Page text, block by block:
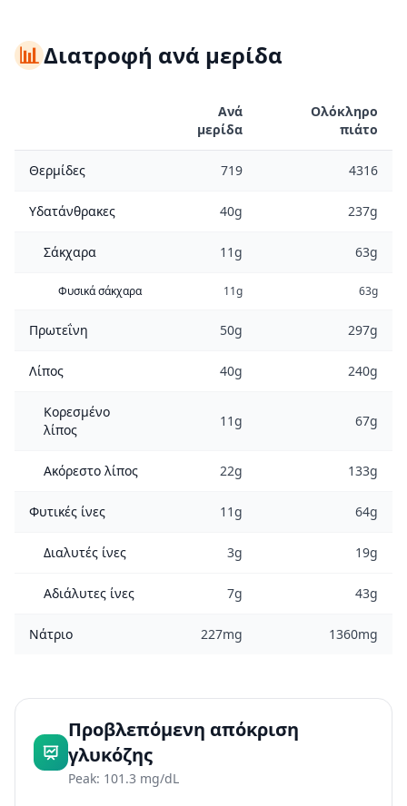
📊Διατροφή ανά μερίδα
Ανά
μερίδα
Ολόκληρο
πιάτο
Θερμίδες 719 4316
Υδατάνθρακες 40g 237g
Σάκχαρα 11g 63g
Φυσικά σάκχαρα 11g 63g
Πρωτεΐνη 50g 297g
Λίπος 40g 240g
Κορεσμένο
λίπος
11g 67g
Ακόρεστο λίπος 22g 133g
Φυτικές ίνες 11g 64g
Διαλυτές ίνες 3g 19g
Αδιάλυτες ίνες 7g 43g
Νάτριο 227mg 1360mg
Προβλεπόμενη απόκριση
γλυκόζης
Peak: 101.3 mg/dL